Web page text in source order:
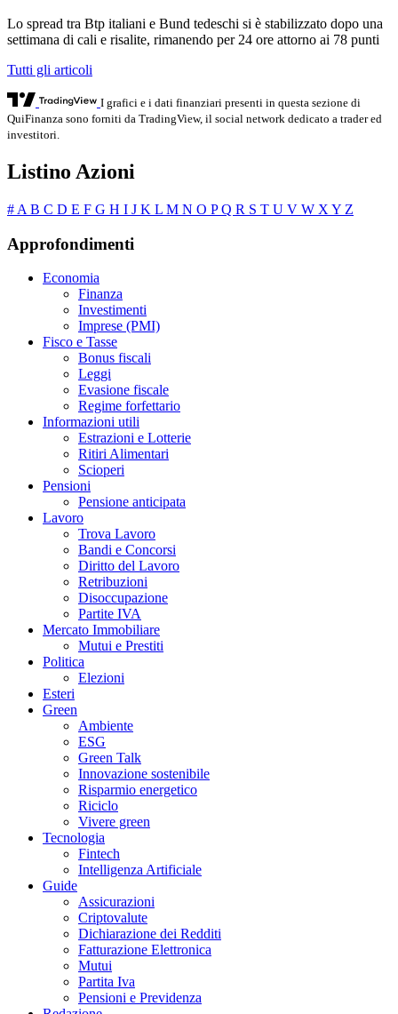
Lo spread tra Btp italiani e Bund tedeschi si è stabilizzato dopo una
settimana di cali e risalite, rimanendo per 24 ore attorno ai 78 punti
Tutti gli articoli
I grafici e i dati finanziari presenti in questa sezione di
QuiFinanza sono forniti da TradingView, il social network dedicato a trader ed
investitori.
Listino Azioni
# A B C D E F G H I J K L M N O PQ R S T U V W X Y Z
Approfondimenti
Economia
Finanza
Investimenti
Imprese (PMI)
Fisco e Tasse
Bonus fiscali
Leggi
Evasione fiscale
Regime forfettario
Informazioni utili
Estrazioni e Lotterie
Ritiri Alimentari
Scioperi
Pensioni
Pensione anticipata
Lavoro
Trova Lavoro
Bandi e Concorsi
Diritto del Lavoro
Retribuzioni
Disoccupazione
Partite IVA
Mercato Immobiliare
Mutui e Prestiti
Politica
Elezioni
Esteri
Green
Ambiente
ESG
Green Talk
Innovazione sostenibile
Risparmio energetico
Riciclo
Vivere green
Tecnologia
Fintech
Intelligenza Artificiale
Guide
Assicurazioni
Criptovalute
Dichiarazione dei Redditi
Fatturazione Elettronica
Mutui
Partita Iva
Pensioni e Previdenza